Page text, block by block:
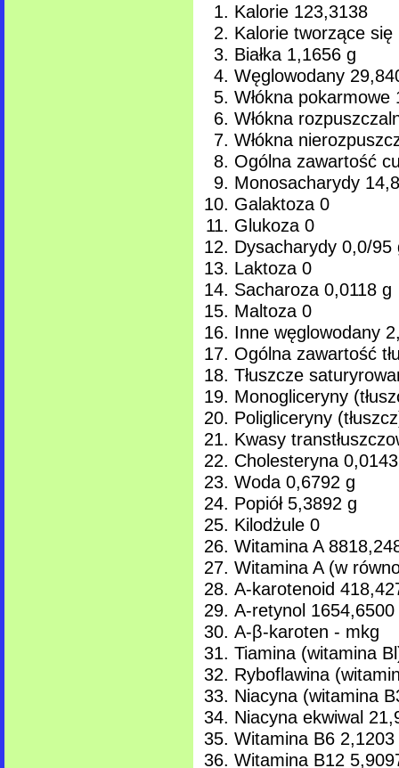
Kalorie 123,3138
Kalorie tworzące się
Białka 1,1656 g
Węglowodany
Włókna pokarmowe
Włókna
Włókna
Ogólna zawartość
Monosacharydy
Galaktoza 0
Glukoza 0
Dysacharydy 0,0/95
Laktoza 0
Sacharoza 0,0118 g
Maltoza 0
Inne węglowodany
Ogólna zawartość
Tłuszcze
Monogliceryny
Poligliceryny
Kwasy
Cholesteryna
Woda 0,6792 g
Popiół 5,3892 g
Kilodżule 0
Witamina A
Witamina A (w
A-karotenoid
A-retynol 1654,6500
A-β-karoten - mkg
Tiamina (witamina
Ryboflawina
Niacyna (witamina
Niacyna ekwiwal
Witamina B6
Witamina B12